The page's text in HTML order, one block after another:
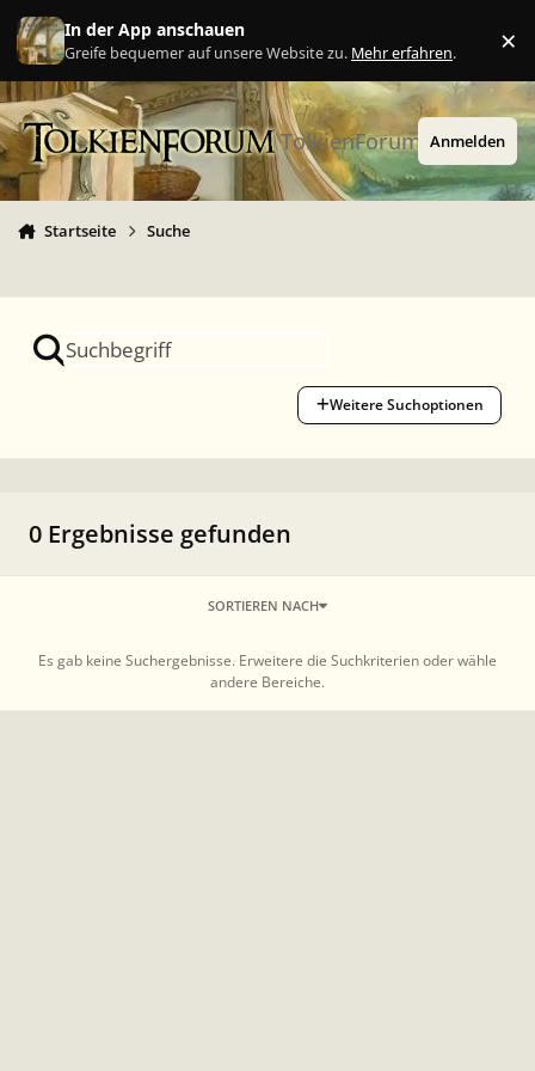
Zu Inhalt springen
In der App anschauen
Greife bequemer auf unsere Website zu. Mehr erfahren. ×
TolkienForum Anmelden
Startseite Suche
Weitere Suchoptionen
0 Ergebnisse gefunden
SORTIEREN NACH
Es gab keine Suchergebnisse. Erweitere die Suchkriterien oder wähle
andere Bereiche.